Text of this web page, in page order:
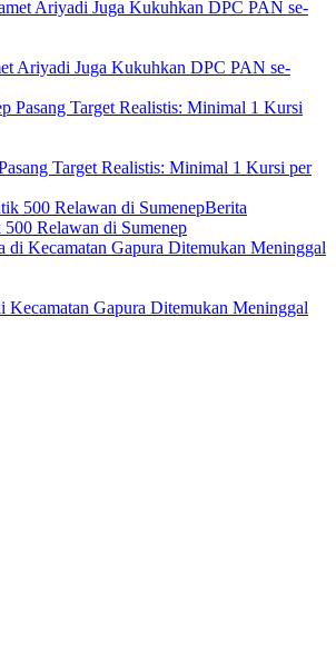
Ariyadi Juga Kukuhkan DPC PAN se-
Target Realistis: Minimal 1 Kursi per
Berita
Relawan di Sumenep
Kecamatan Gapura Ditemukan Meninggal